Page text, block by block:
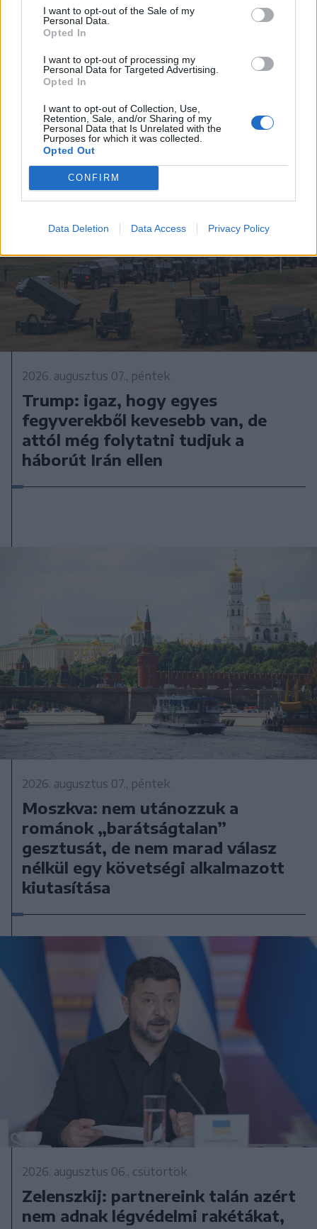
I want to opt-out of the Sale of my
Personal Data.
Opted In
I want to opt-out of processing my
Personal Data for Targeted Advertising.
Opted In
I want to opt-out of Collection, Use,
Retention, Sale, and/or Sharing of my
Personal Data that Is Unrelated with the
Purposes for which it was collected.
Opted Out
CONFIRM
Data Deletion Data Access Privacy Policy
2026. augusztus 07., péntek
Külügy: az oroszoknak való
kémkedés miatt őrizetbe vettek
egy román állampolgárt
Németországban
2026. augusztus 07., péntek
Trump: igaz, hogy egyes
fegyverekből kevesebb van, de
attól még folytatni tudjuk a
háborút Irán ellen
2026. augusztus 07., péntek
Moszkva: nem utánozzuk a
románok „barátságtalan”
gesztusát, de nem marad válasz
nélkül egy követségi alkalmazott
kiutasítása
2026. augusztus 06., csütörtök
Zelenszkij: partnereink talán azért
nem adnak légvédelmi rakétákat,